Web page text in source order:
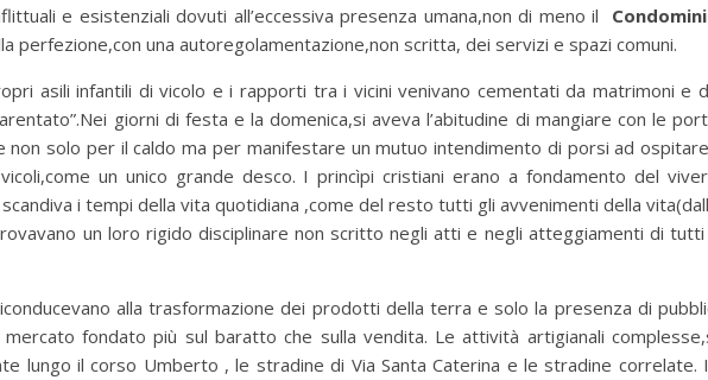
e esistenziali dovuti all’eccessiva presenza umana,non di meno il
perfezione,con una autoregolamentazione,non scritta, dei servizi e spazi comuni.
asili infantili di vicolo e i rapporti tra i vicini venivano cementati da matrimoni e
giorni di festa e la domenica,si aveva l’abitudine di mangiare con le
non solo per il caldo ma per manifestare un mutuo intendimento di porsi ad
un unico grande desco. I princìpi cristiani erano a fondamento del
i tempi della vita quotidiana ,come del resto tutti gli avvenimenti della
un loro rigido disciplinare non scritto negli atti e negli atteggiamenti di tutti
alla trasformazione dei prodotti della terra e solo la presenza di
mercato fondato più sul baratto che sulla vendita. Le attività artigianali
lungo il corso Umberto , le stradine di Via Santa Caterina e le stradine correlate.